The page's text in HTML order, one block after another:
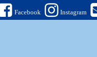
Facebook Instagram